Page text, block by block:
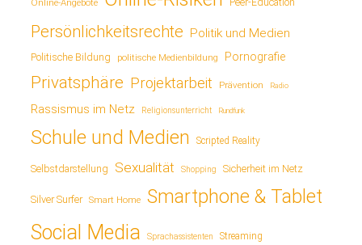
Online-Angebote Peer-Education
Persönlichkeitsrechte Politik und Medien
Politische Bildung politische Medienbildung Pornografie
Privatsphäre Projektarbeit Prävention Radio
Rassismus im Netz Religionsunterricht Rundfunk
Schule und Medien Scripted Reality
Selbstdarstellung Sexualität Shopping Sicherheit im Netz
Silver Surfer Smart Home Smartphone & Tablet
Social Media Sprachassistenten Streaming